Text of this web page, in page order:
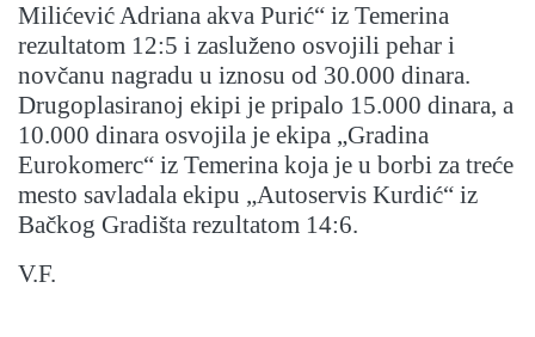
Milićević Adriana akva Purić“ iz Temerina
rezultatom 12:5 i zasluženo osvojili pehar i
novčanu nagradu u iznosu od 30.000 dinara.
Drugoplasiranoj ekipi je pripalo 15.000 dinara, a
10.000 dinara osvojila je ekipa „Gradina
Eurokomerc“ iz Temerina koja je u borbi za treće
mesto savladala ekipu „Autoservis Kurdić“ iz
Bačkog Gradišta rezultatom 14:6.
V.F.